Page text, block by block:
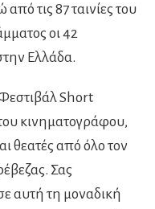
τις 87 ταινίες του
οι 42
Ελλάδα.
Short
κινηματογράφου,
θεατές από όλο τον
Σας
αυτή τη μοναδική